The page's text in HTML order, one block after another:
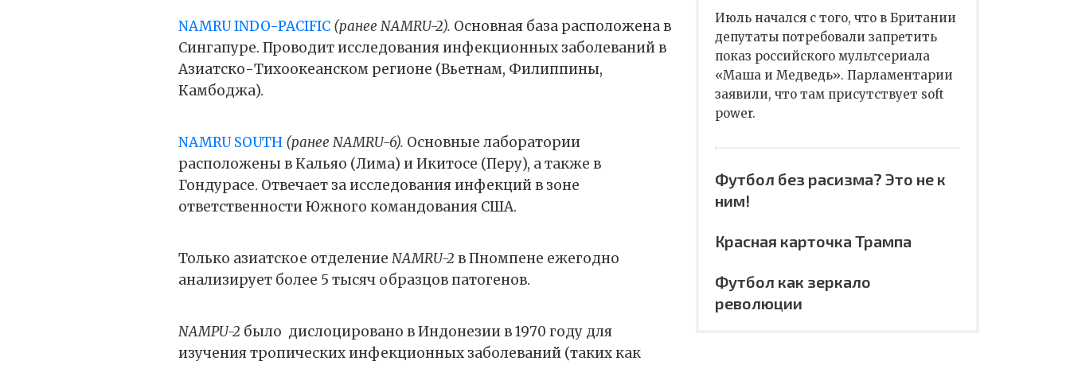
NAMRU INDO-PACIFIC (ранее NAMRU-2). Основная база расположена в
Сингапуре. Проводит исследования инфекционных заболеваний в
Азиатско-Тихоокеанском регионе (Вьетнам, Филиппины,
Камбоджа).
NAMRU SOUTH (ранее NAMRU-6). Основные лаборатории
расположены в Кальяо (Лима) и Икитосе (Перу), а также в
Гондурасе. Отвечает за исследования инфекций в зоне
ответственности Южного командования США.
Только азиатское отделение NAMRU-2 в Пномпене ежегодно
анализирует более 5 тысяч образцов патогенов.
NAMPU-2 было дислоцировано в Индонезии в 1970 году для
изучения тропических инфекционных заболеваний (таких как
Июль начался с того, что в Британии
депутаты потребовали запретить
показ российского мультсериала
«Маша и Медведь». Парламентарии
заявили, что там присутствует soft
power.
Футбол без расизма? Это не к
ним!
Красная карточка Трампа
Футбол как зеркало
революции